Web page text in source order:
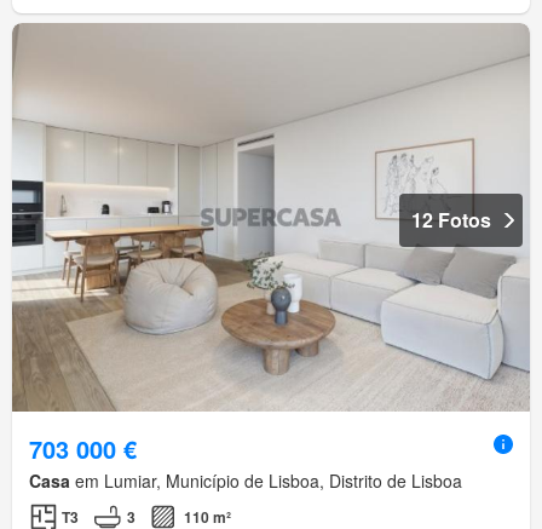
12 Fotos
703 000 €
Casa em Lumiar, Município de Lisboa, Distrito de Lisboa
T3 3 110 m²